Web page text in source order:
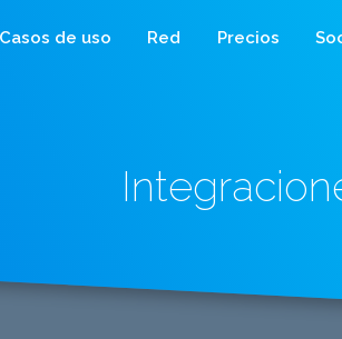
Casos de uso Red Precios